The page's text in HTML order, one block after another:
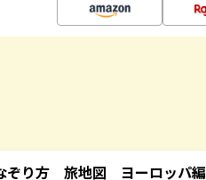
ぞり方 旅地図 ヨーロッパ編